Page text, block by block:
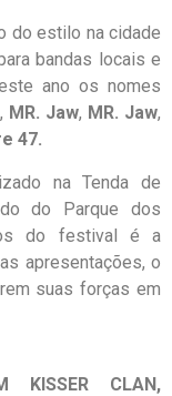
do estilo na cidade
bandas locais e
ano os nomes
, MR. Jaw, MR. Jaw,
47.
na Tenda de
do Parque dos
do festival é a
apresentações, o
suas forças em
KISSER CLAN,